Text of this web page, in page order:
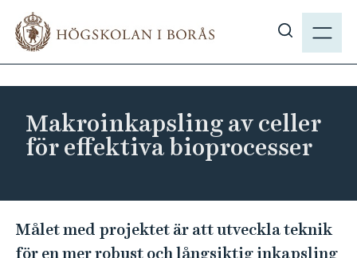
a
N
Y
i
s
s
ö
h
Makroinkapsling av celler
för effektiva bioprocesser
M
a
Målet med projektet är att utveckla teknik
för en mer robust och långsiktig inkapsling